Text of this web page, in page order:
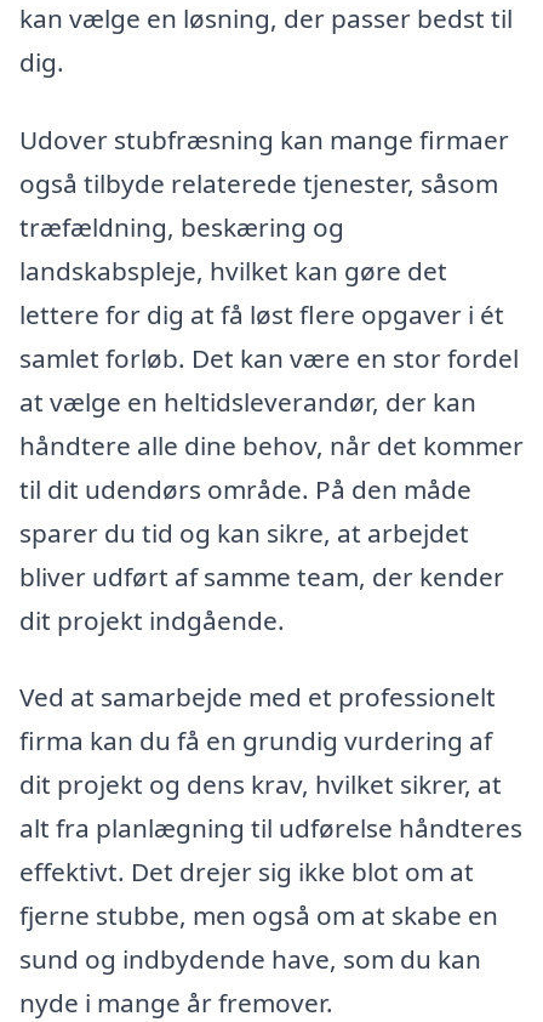
kan vælge en løsning, der passer bedst til
dig.
Udover stubfræsning kan mange firmaer
også tilbyde relaterede tjenester, såsom
træfældning, beskæring og
landskabspleje, hvilket kan gøre det
lettere for dig at få løst flere opgaver i ét
samlet forløb. Det kan være en stor fordel
at vælge en heltidsleverandør, der kan
håndtere alle dine behov, når det kommer
til dit udendørs område. På den måde
sparer du tid og kan sikre, at arbejdet
bliver udført af samme team, der kender
dit projekt indgående.
Ved at samarbejde med et professionelt
firma kan du få en grundig vurdering af
dit projekt og dens krav, hvilket sikrer, at
alt fra planlægning til udførelse håndteres
effektivt. Det drejer sig ikke blot om at
fjerne stubbe, men også om at skabe en
sund og indbydende have, som du kan
nyde i mange år fremover.